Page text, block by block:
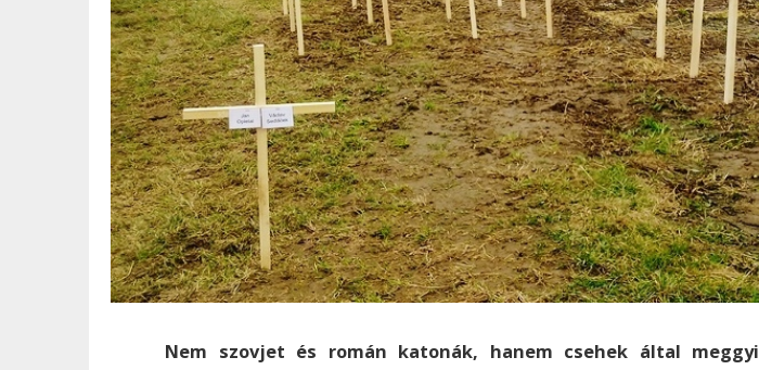
Nem szovjet és román katonák, hanem csehek által